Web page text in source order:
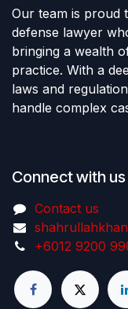
Our team is proud
defense lawyer
bringing a wealth
practice. With a
laws and
handle complex
Connect with us
Contact us
+6012 9200